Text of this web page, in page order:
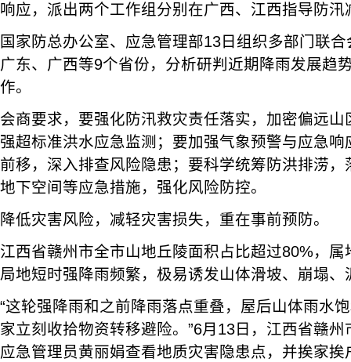
响应，派出两个工作组分别在广西、江西指导防汛
国家防总办公室、应急管理部13日组织多部门联
广东、广西等9个省份，分析研判近期降雨发展趋
作。
会商要求，要强化防汛救灾责任落实，加密偏远
强超标准洪水应急监测；要加强气象预警与应急
前移，深入排查风险隐患；要科学统筹防洪排涝
地下空间等应急措施，强化风险防控。
降低灾害风险，减轻灾害损失，重在事前预防。
江西省赣州市全市山地丘陵面积占比超过80%，
局地短时强降雨频繁，极易诱发山体滑坡、崩塌
“这轮强降雨和之前降雨落点重叠，屋后山体雨水
家立刻收拾物资转移避险。”6月13日，江西省赣
应急管理员黄丽娟查看地质灾害隐患点，并挨家